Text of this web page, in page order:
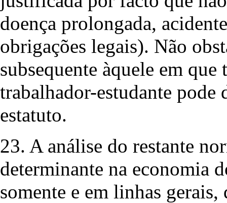
doença prolongada,
obrigações legais). Não
subsequente àquele em
trabalhador-estudante pode
estatuto.
23. A análise do restante
determinante na economia
somente e em linhas